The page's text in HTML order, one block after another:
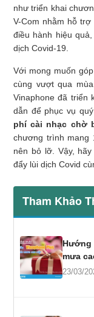
như triển khai
V-Com nhằm hỗ trợ
điều hành hiệu
dịch Covid-19.
Với mong muốn
cùng vượt qua
Vinaphone đã triển
dẫn để phục vụ
phí cài nhạc chờ
chương trình mang
nên bỏ lỡ. Vậy,
đẩy lùi dịch Covid
Tham Khảo
Hướng
mưa
23/03/